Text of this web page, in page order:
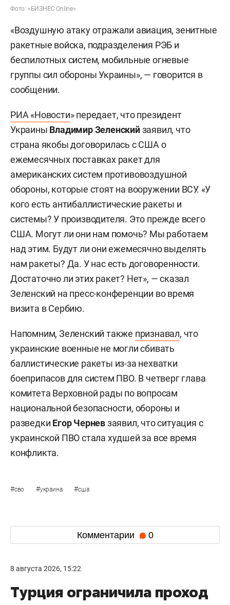
Фото: «БИЗНЕС Online»
«Воздушную атаку отражали авиация, зенитные
ракетные войска, подразделения РЭБ и
беспилотных систем, мобильные огневые
группы сил обороны Украины», — говорится в
сообщении.
РИА «Новости» передает, что президент
Украины Владимир Зеленскийзаявил, что
страна якобы договорилась с США о
ежемесячных поставках ракет для
американских систем противовоздушной
обороны, которые стоят на вооружении ВСУ. «У
кого есть антибаллистические ракеты и
системы? У производителя. Это прежде всего
США. Могут ли они нам помочь? Мы работаем
над этим. Будут ли они ежемесячно выделять
нам ракеты? Да. У нас есть договоренности.
Достаточно ли этих ракет? Нет», — сказал
Зеленский на пресс-конференции во время
визита в Сербию.
Напомним, Зеленский также признавал, что
украинские военные не могли сбивать
баллистические ракеты из-за нехватки
боеприпасов для систем ПВО. В четверг глава
комитета Верховной рады по вопросам
национальной безопасности, обороны и
разведки Егор Черневзаявил, что ситуация с
украинской ПВО стала худшей за все время
конфликта.
#сво #украина #сша
Комментарии 0
8 августа 2026, 15:22
Турция ограничила проход